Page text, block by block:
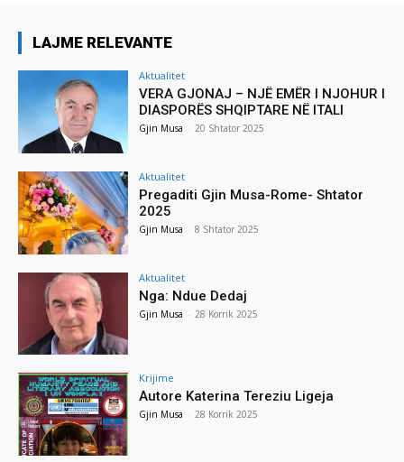
LAJME RELEVANTE
Aktualitet
VERA GJONAJ – NJË EMËR I NJOHUR I
DIASPORËS SHQIPTARE NË ITALI
Gjin Musa - 20 Shtator 2025
Aktualitet
Pregaditi Gjin Musa-Rome- Shtator
2025
Gjin Musa - 8 Shtator 2025
Aktualitet
Nga: Ndue Dedaj
Gjin Musa - 28 Korrik 2025
Krijime
Autore Katerina Tereziu Ligeja
Gjin Musa - 28 Korrik 2025